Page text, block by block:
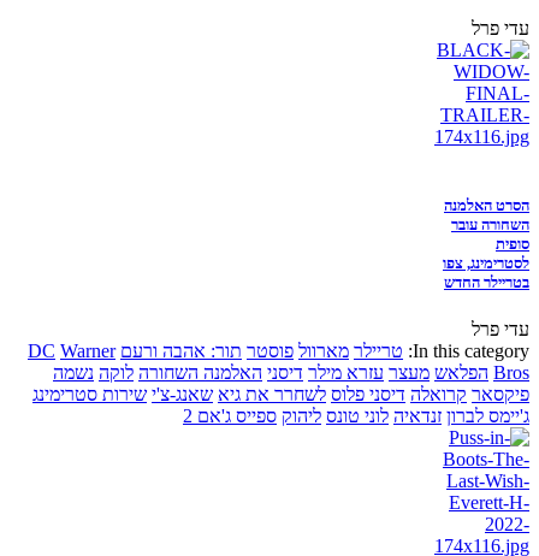
עדי פרל
הסרט האלמנה
השחורה עובר
סופית
לסטרימינג, צפו
בטריילר החדש
עדי פרל
In this category: טריילר מארוול פוסטר תור: אהבה ורעם DC Warner
Bros הפלאש מעצר עזרא מילר דיסני האלמנה השחורה לוקה נשמה
פיקסאר קרואלה דיסני פלוס לשחרר את גיא שאנג-צ'י שירות סטרימינג
ג'יימס לברון זנדאיה לוני טונס ליהוק ספייס ג'אם 2